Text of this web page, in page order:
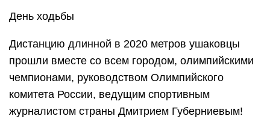
День ходьбы
Дистанцию длинной в 2020 метров ушаковцы
прошли вместе со всем городом, олимпийскими
чемпионами, руководством Олимпийского
комитета России, ведущим спортивным
журналистом страны Дмитрием Губерниевым!